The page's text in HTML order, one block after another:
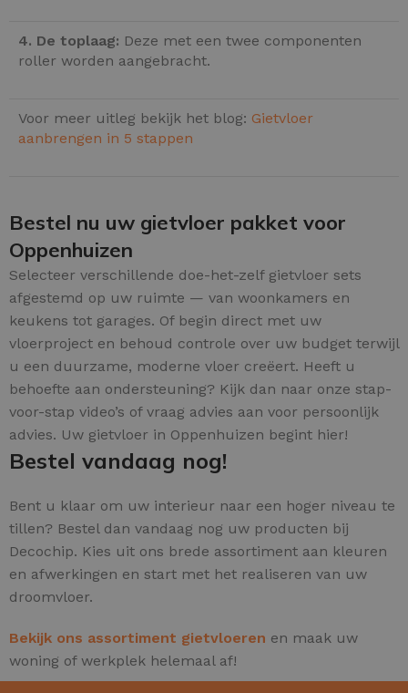
4. De toplaag: Deze met een twee componenten
roller worden aangebracht.
Voor meer uitleg bekijk het blog: Gietvloer
aanbrengen in 5 stappen
Bestel nu uw gietvloer pakket voor
Oppenhuizen
Selecteer verschillende doe-het-zelf gietvloer sets
afgestemd op uw ruimte — van woonkamers en
keukens tot garages. Of begin direct met uw
vloerproject en behoud controle over uw budget terwijl
u een duurzame, moderne vloer creëert. Heeft u
behoefte aan ondersteuning? Kijk dan naar onze stap-
voor-stap video’s of vraag advies aan voor persoonlijk
advies. Uw gietvloer in Oppenhuizen begint hier!
Bestel vandaag nog!
Bent u klaar om uw interieur naar een hoger niveau te
tillen? Bestel dan vandaag nog uw producten bij
Decochip. Kies uit ons brede assortiment aan kleuren
en afwerkingen en start met het realiseren van uw
droomvloer.
Bekijk ons assortiment gietvloeren en maak uw
woning of werkplek helemaal af!